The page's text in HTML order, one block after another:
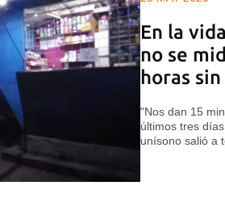
En la
no se
horas
"Nos dan 15
últimos tres
unísono salió a